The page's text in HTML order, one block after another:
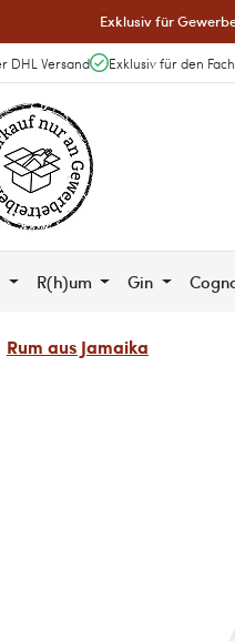
Exklusiv für
DHL Versand Exklusiv für den
R(h)um Gin
Rum aus Jamaika